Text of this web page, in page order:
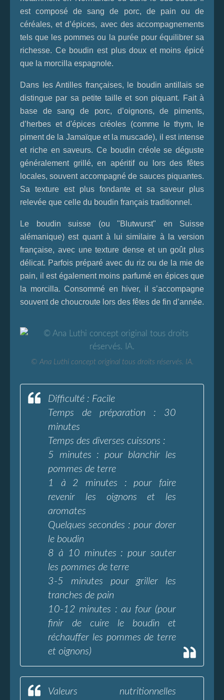
est composé de sang de porc, de pain ou de
céréales, et d’épices, avec des accompagnements
tels que les pommes ou la purée pour équilibrer sa
richesse. Ce boudin est plus doux et moins épicé
que la morcilla espagnole.
Dans les Antilles françaises, le boudin antillais se
distingue par sa petite taille et son piquant. Fait à
base de sang de porc, d’oignons, de piments,
d’herbes et d'épices créoles (comme le thym, le
piment de la Jamaïque et la muscade), il est intense
et riche en saveurs. Ce boudin créole se déguste
généralement grillé, en apéritif ou lors des fêtes
locales, souvent accompagné de sauces piquantes.
Sa texture est plus fondante et sa saveur plus
relevée que celle du boudin français traditionnel.
Le boudin suisse (ou "Blutwurst" en Suisse
alémanique) est quant à lui similaire à la version
française, avec une texture dense et un goût plus
délicat. Parfois préparé avec du riz ou de la mie de
pain, il est également moins parfumé en épices que
la morcilla. Consommé en hiver, il s’accompagne
souvent de choucroute lors des fêtes de fin d’année.
© Ana Luthi concept original tous droits réservés. IA.
Difficulté : Facile
Temps de préparation : 30
minutes
Temps des diverses cuissons :
5 minutes : pour blanchir les
pommes de terre
1 à 2 minutes : pour faire
revenir les oignons et les
aromates
Quelques secondes : pour dorer
le boudin
8 à 10 minutes : pour sauter
les pommes de terre
3-5 minutes pour griller les
tranches de pain
10-12 minutes : au four (pour
finir de cuire le boudin et
réchauffer les pommes de terre
et oignons)
Valeurs nutritionnelles